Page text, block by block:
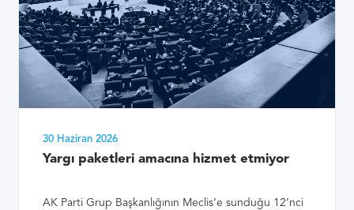
30 Haziran 2026
Yargı paketleri amacına hizmet etmiyor
AK Parti Grup Başkanlığının Meclis’e sunduğu 12’nci